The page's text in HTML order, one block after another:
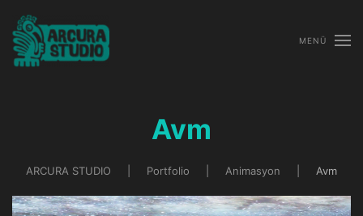
MENÜ
Avm
ARCURA STUDIO Portfolio Animasyon Avm